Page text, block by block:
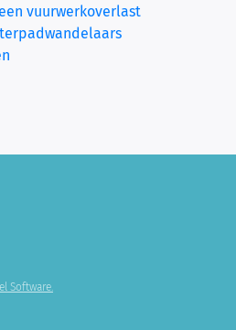
vuurwerkoverlast
Software.